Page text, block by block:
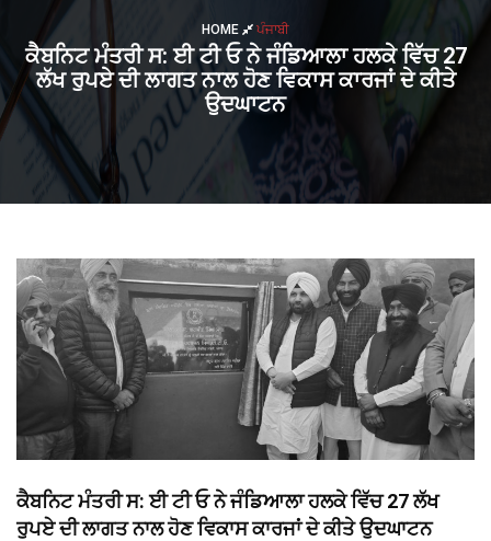
HOME ਪੰਜਾਬੀ
ਕੈਬਨਿਟ ਮੰਤਰੀ ਸ: ਈ ਟੀ ਓ ਨੇ ਜੰਡਿਆਲਾ ਹਲਕੇ ਵਿੱਚ 27
ਲੱਖ ਰੁਪਏ ਦੀ ਲਾਗਤ ਨਾਲ ਹੋਣ ਵਿਕਾਸ ਕਾਰਜਾਂ ਦੇ ਕੀਤੇ
ਉਦਘਾਟਨ
ਕੈਬਨਿਟ ਮੰਤਰੀ ਸ: ਈ ਟੀ ਓ ਨੇ ਜੰਡਿਆਲਾ ਹਲਕੇ ਵਿੱਚ 27 ਲੱਖ
ਰੁਪਏ ਦੀ ਲਾਗਤ ਨਾਲ ਹੋਣ ਵਿਕਾਸ ਕਾਰਜਾਂ ਦੇ ਕੀਤੇ ਉਦਘਾਟਨ